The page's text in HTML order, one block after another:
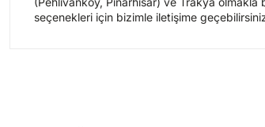
seçenekleri için bizimle iletişime